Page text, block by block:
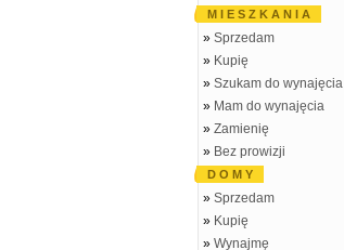
M I E S Z K A N I A
» Sprzedam
» Kupię
» Szukam do wynajęcia
» Mam do wynajęcia
» Zamienię
» Bez prowizji
D O M Y
» Sprzedam
» Kupię
» Wynajmę